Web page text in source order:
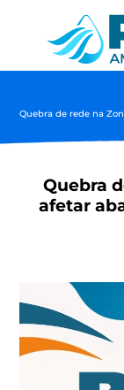
Quebra
afetar